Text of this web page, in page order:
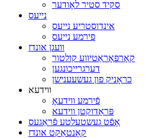
סקיד סטיר לאָודער
נייעס
אינדוסטריע נייעס
פירמע נייעס
וועגן אונדז
קאָרפּאָראַטיווע קולטור
דערגרייכונגען
כראָניק פון געשעענישן
ווידעא
פֿירמע ווידעאָ
פּראָדוקטן ווידעא
אָפֿט געשטעלטע פֿראַגעס
קאָנטאַקט אונדז